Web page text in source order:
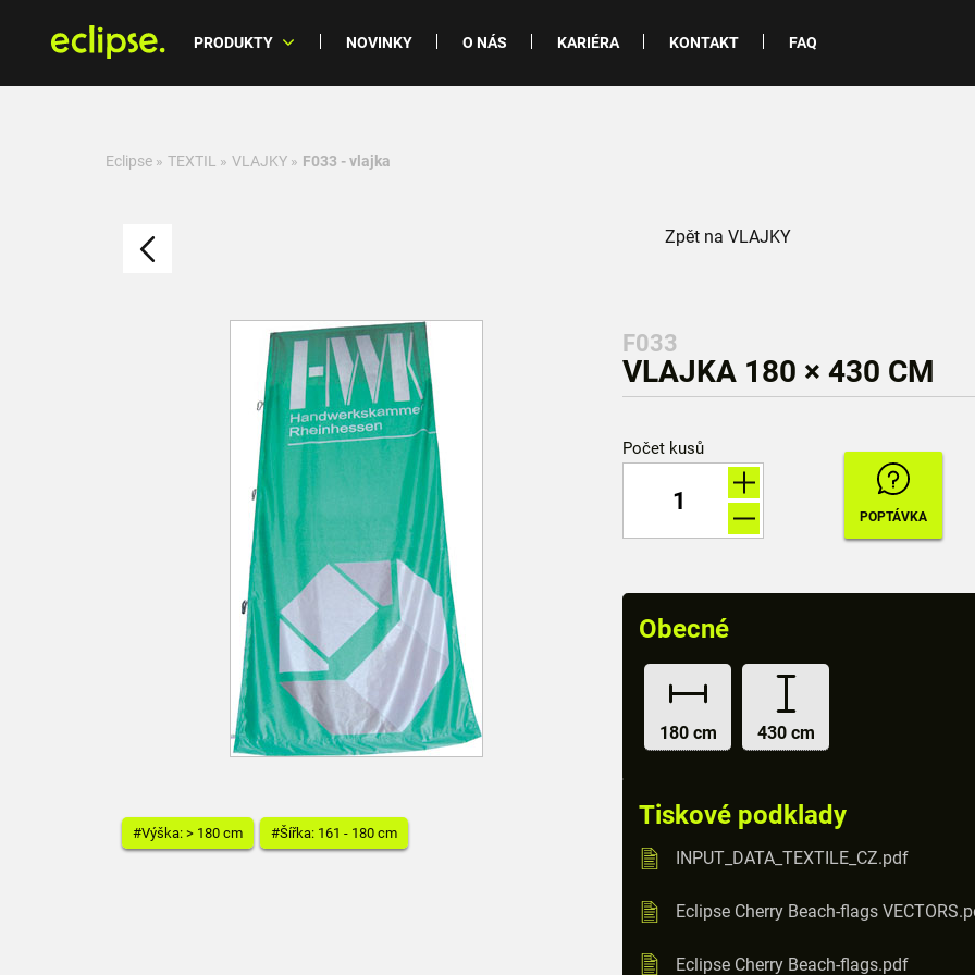
PRODUKTY NOVINKY O NÁS KARIÉRA KONTAKT FAQ
Eclipse » TEXTIL » VLAJKY » F033 - vlajka
Zpět na VLAJKY
#Výška: > 180 cm #Šířka: 161 - 180 cm
F033
VLAJKA 180 × 430 CM
Počet kusů
Obecné
180 cm 430 cm
Tiskové podklady
INPUT_DATA_TEXTILE_CZ.pdf
Eclipse Cherry Beach-flags
Eclipse Cherry Beach-flags.pdf